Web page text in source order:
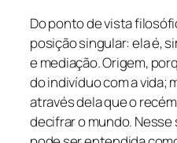
Do ponto de vista
posição singular: ela é,
e mediação. Origem,
do indivíduo com a vida;
através dela que o
decifrar o mundo.